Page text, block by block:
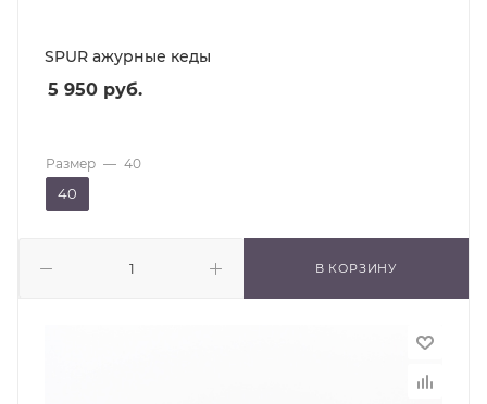
SPUR ажурные кеды
5 950 руб.
В КОРЗИНУ
Размер — 40
40